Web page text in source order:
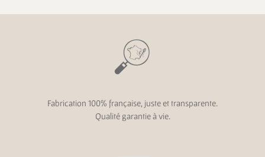
Fabrication 100% française, juste et transparente.
Qualité garantie à vie.